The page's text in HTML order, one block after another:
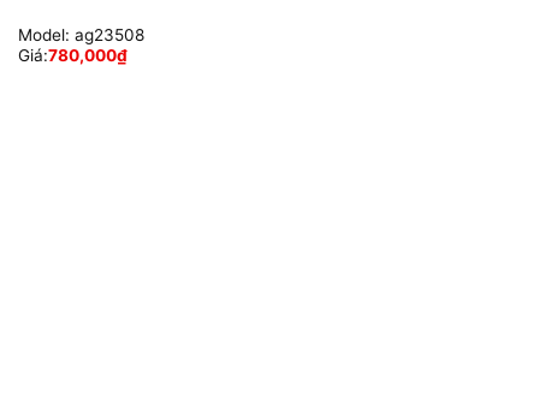
Model: ag23508
Giá:780,000₫